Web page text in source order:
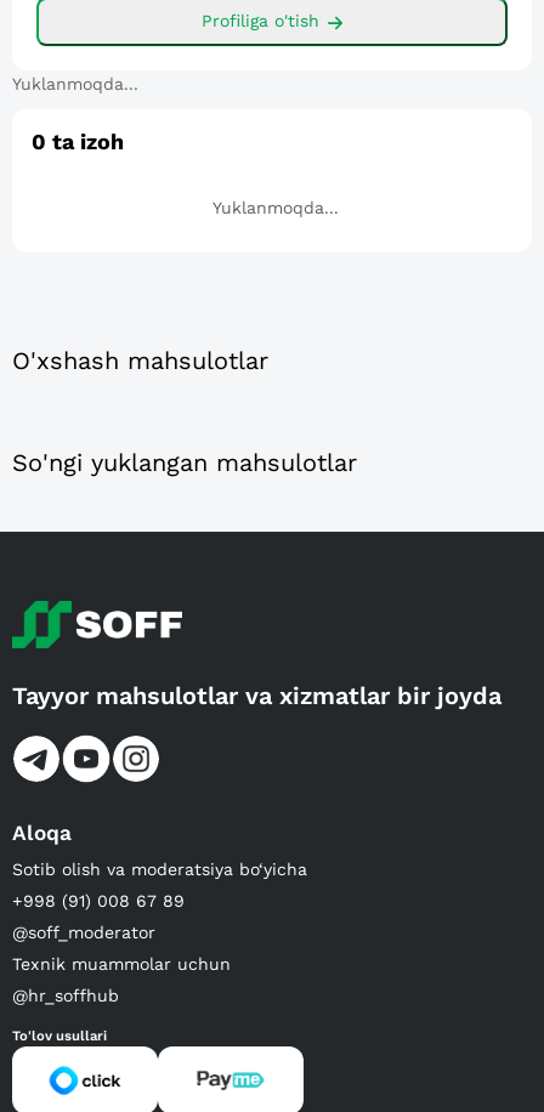
Profiliga o'tish
Yuklanmoqda...
0 ta izoh
Yuklanmoqda...
O'xshash mahsulotlar
So'ngi yuklangan mahsulotlar
Tayyor mahsulotlar va xizmatlar bir joyda
Aloqa
Sotib olish va moderatsiya bo‘yicha
+998 (91) 008 67 89
@soff_moderator
Texnik muammolar uchun
@hr_soffhub
To'lov usullari